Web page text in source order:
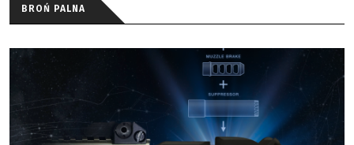
BROŃ PALNA